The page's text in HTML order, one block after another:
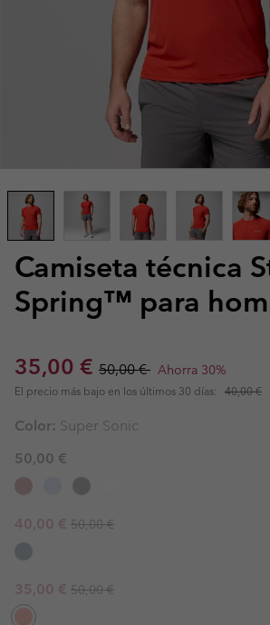
Camiseta técnica
Spring™ para
Sale price:
35,00 € Regular price:
50,00 € Ahorra 30%
El precio más bajo en los últimos 30 días: 40,00 €
Color: Super Sonic
50,00 €
Sale price:
40,00 € Regular price:
50,00 €
Sale price:
35,00 € Regular price:
50,00 €